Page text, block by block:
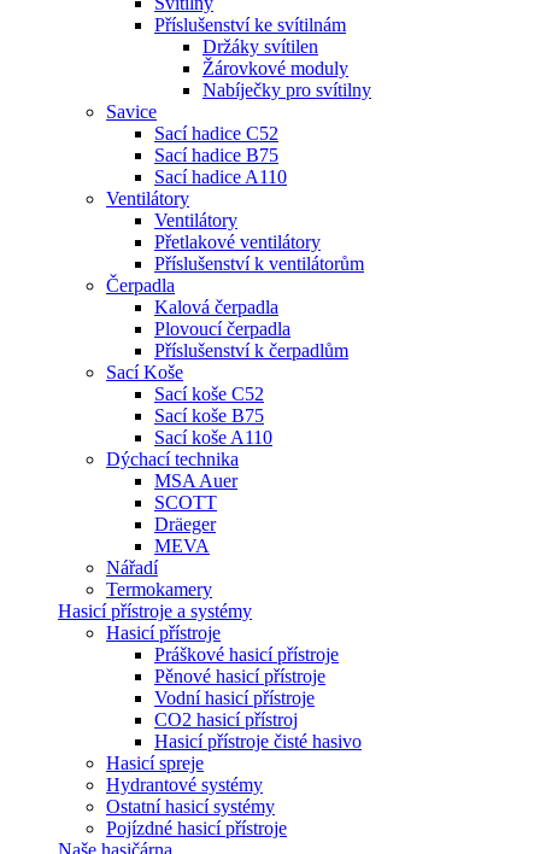
Příslušenství ke svítilnám
Držáky svítilen
Žárovkové moduly
Nabíječky pro svítilny
Savice
Sací hadice C52
Sací hadice B75
Sací hadice A110
Ventilátory
Ventilátory
Přetlakové ventilátory
Příslušenství k ventilátorům
Čerpadla
Kalová čerpadla
Plovoucí čerpadla
Příslušenství k čerpadlům
Sací Koše
Sací koše C52
Sací koše B75
Sací koše A110
Dýchací technika
MSA Auer
SCOTT
Dräeger
MEVA
Nářadí
Termokamery
Hasicí přístroje a systémy
Hasicí přístroje
Práškové hasicí přístroje
Pěnové hasicí přístroje
Vodní hasicí přístroje
CO2 hasicí přístroj
Hasicí přístroje čisté hasivo
Hasicí spreje
Hydrantové systémy
Ostatní hasicí systémy
Pojízdné hasicí přístroje
Naše hasičárna